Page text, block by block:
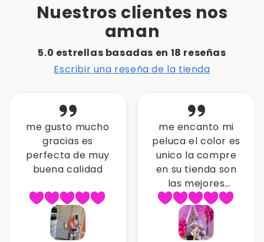
Nuestros clientes nos
aman
5.0 estrellas basadas en 18 reseñas
Escribir una reseña de la tienda
me encanto mi
peluca el color es
unico la compre
en su tienda son
pelucas gracias
por la atencion
esta peluca es
muy real y
convina con todo
gracias mistiks